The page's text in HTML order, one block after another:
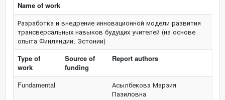
Name of work
Разработка и внедрение инновационной модели развития
трансверсальных навыков будущих учителей (на основе
опыта Финляндии, Эстонии)
Type of
work
Source of
funding
Report authors
Fundamental
Асылбекова Марзия
Пазиловна